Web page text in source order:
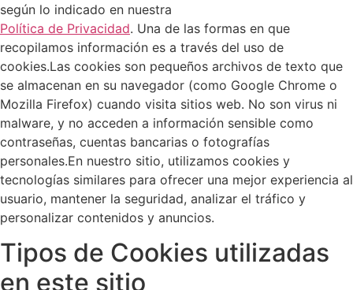
según lo indicado en nuestra
Política de Privacidad. Una de las formas en que
recopilamos información es a través del uso de
cookies.Las cookies son pequeños archivos de texto que
se almacenan en su navegador (como Google Chrome o
Mozilla Firefox) cuando visita sitios web. No son virus ni
malware, y no acceden a información sensible como
contraseñas, cuentas bancarias o fotografías
personales.En nuestro sitio, utilizamos cookies y
tecnologías similares para ofrecer una mejor experiencia al
usuario, mantener la seguridad, analizar el tráfico y
personalizar contenidos y anuncios.
Tipos de Cookies utilizadas
en este sitio